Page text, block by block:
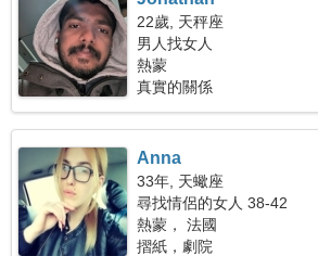
22歲, 天秤座
男人找女人
熱蒙
真實的關係
Anna
33年, 天蠍座
尋找情侶的女人 38-42
熱蒙， 法國
摺紙，劇院